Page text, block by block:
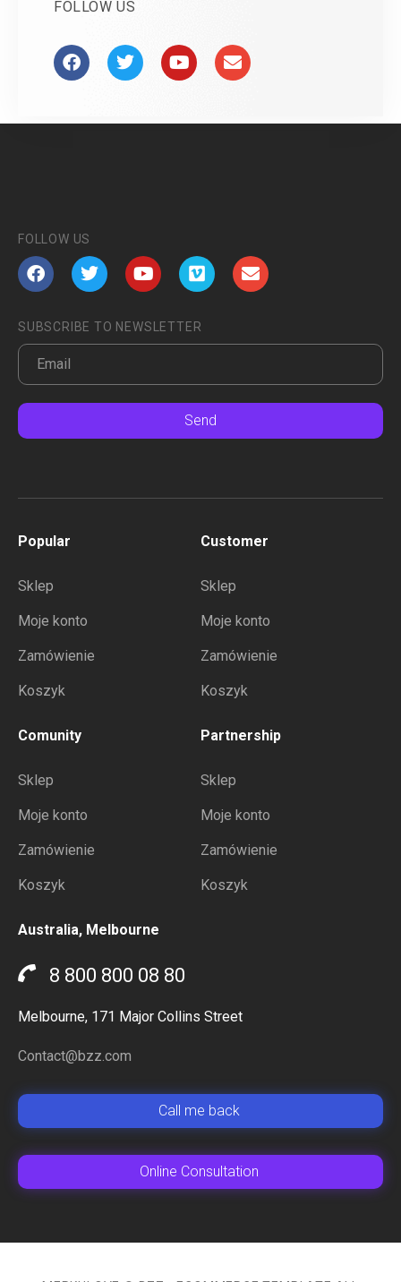
FOLLOW US
FOLLOW US
SUBSCRIBE TO NEWSLETTER
Send
Popular
Sklep
Moje konto
Zamówienie
Koszyk
Customer
Sklep
Moje konto
Zamówienie
Koszyk
Comunity
Sklep
Moje konto
Zamówienie
Koszyk
Partnership
Sklep
Moje konto
Zamówienie
Koszyk
Australia, Melbourne
8 800 800 08 80
Melbourne, 171 Major Collins Street
Contact@bzz.com
Сall me back
Online Сonsultation